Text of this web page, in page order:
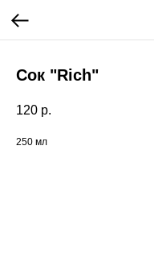
Сок "Rich"
120 р.
250 мл